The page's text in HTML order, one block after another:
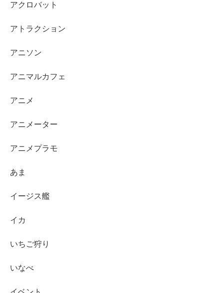
アクロバット
アトラクション
アニソン
アニマルカフェ
アニメ
アニメーター
アニメプラモ
あま
イージス艦
イカ
いちご狩り
いなべ